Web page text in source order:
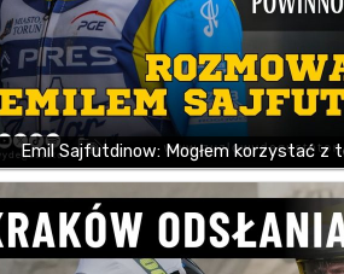
Emil Sajfutdinow: Mogłem korzystać z